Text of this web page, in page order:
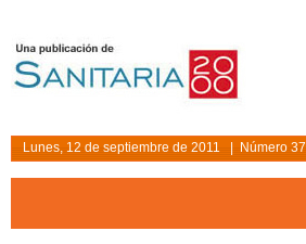
Lunes, 12 de septiembre de 2011 | Número 37